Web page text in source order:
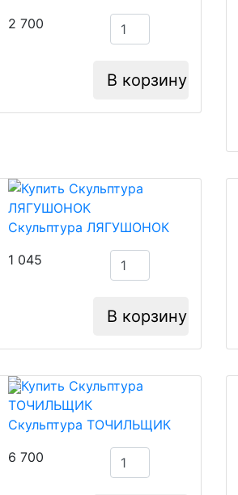
2 700
В корзину
Скульптура ЛЯГУШОНОК
1 045
В корзину
Скульптура ТОЧИЛЬЩИК
6 700